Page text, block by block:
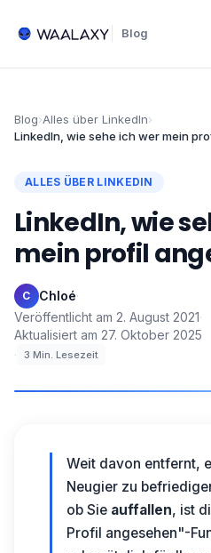
Blog
Blog›Alles über LinkedIn›
LinkedIn, wie sehe ich wer mein
ALLES ÜBER LINKEDIN
LinkedIn, wie
mein profil
C Chloé·
Veröffentlicht am 2. August 2021·
Aktualisiert am 27. Oktober 2025
·
3 Min. Lesezeit
Weit davon entfernt,
Neugier zu
ob Sie auffallen, ist
Profil angesehen"-